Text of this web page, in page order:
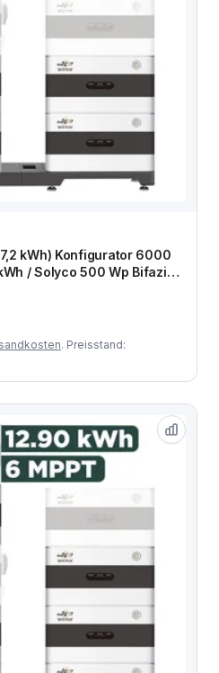
kWh) Konfigurator 6000
/ Solyco 500 Wp Bifazial
. Preisstand: